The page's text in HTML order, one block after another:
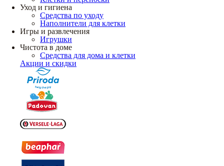
Уход и гигиена
Средства по уходу
Наполнители для клетки
Игры и развлечения
Игрушки
Чистота в доме
Средства для дома и клетки
Акции и скидки